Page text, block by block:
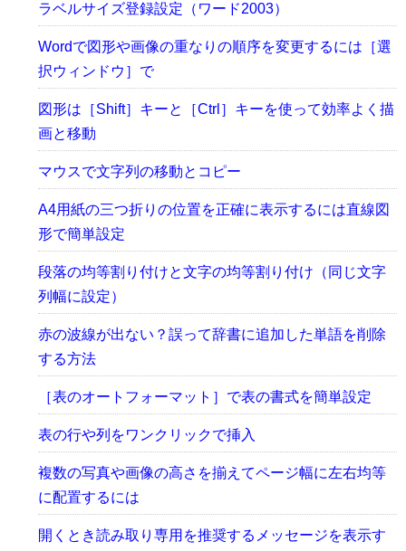
ラベルサイズ登録設定（ワード2003）
Wordで図形や画像の重なりの順序を変更するには［選
択ウィンドウ］で
図形は［Shift］キーと［Ctrl］キーを使って効率よく描
画と移動
マウスで文字列の移動とコピー
A4用紙の三つ折りの位置を正確に表示するには直線図
形で簡単設定
段落の均等割り付けと文字の均等割り付け（同じ文字
列幅に設定）
赤の波線が出ない？誤って辞書に追加した単語を削除
する方法
［表のオートフォーマット］で表の書式を簡単設定
表の行や列をワンクリックで挿入
複数の写真や画像の高さを揃えてページ幅に左右均等
に配置するには
開くとき読み取り専用を推奨するメッセージを表示す